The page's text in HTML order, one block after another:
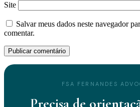
Site
Salvar meus dados neste navegador
comentar.
FSA FERNANDES
Precisa de